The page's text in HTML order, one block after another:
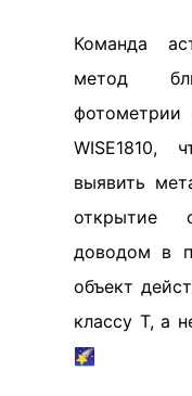
Команда
метод
фотометрии
WISE1810,
выявить
открытие
доводом в
объект
классу T, а
🌠